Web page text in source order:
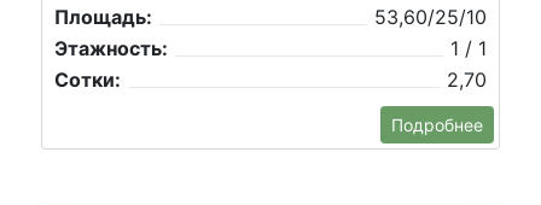
Площадь:
53,60/25/10
Этажность:
1 / 1
Сотки:
2,70
Подробнее